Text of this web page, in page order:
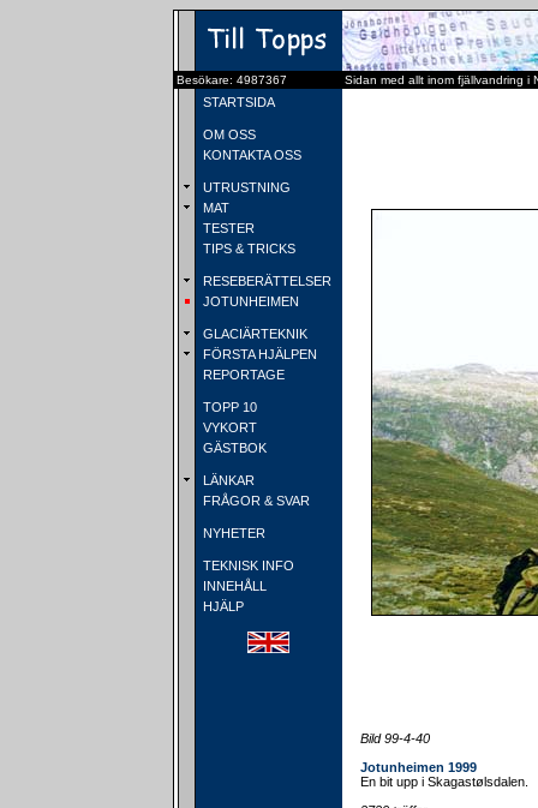
Besökare: 4987367 Sidan med allt inom fjällvandring i
STARTSIDA
OM OSS
KONTAKTA OSS
UTRUSTNING
MAT
TESTER
TIPS & TRICKS
RESEBERÄTTELSER
JOTUNHEIMEN
GLACIÄRTEKNIK
FÖRSTA HJÄLPEN
REPORTAGE
TOPP 10
VYKORT
GÄSTBOK
LÄNKAR
FRÅGOR & SVAR
NYHETER
TEKNISK INFO
INNEHÅLL
HJÄLP
Bild 99-4-40
Jotunheimen 1999
En bit upp i Skagastølsdalen.